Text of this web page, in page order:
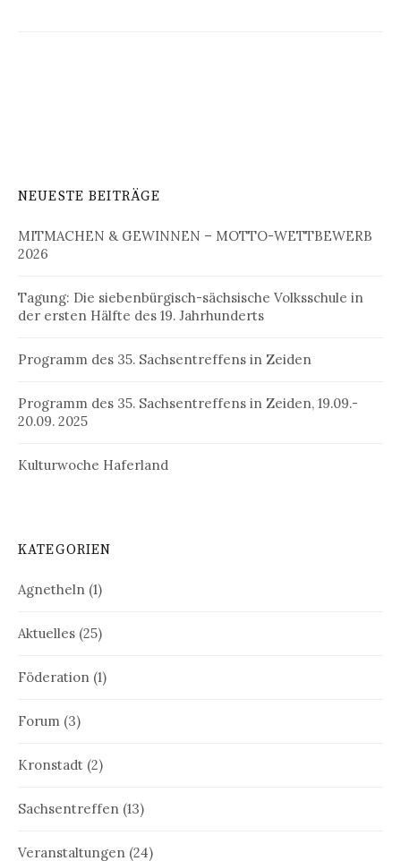
NEUESTE BEITRÄGE
MITMACHEN & GEWINNEN – MOTTO-WETTBEWERB
2026
Tagung: Die siebenbürgisch-sächsische Volksschule in
der ersten Hälfte des 19. Jahrhunderts
Programm des 35. Sachsentreffens in Zeiden
Programm des 35. Sachsentreffens in Zeiden, 19.09.-
20.09. 2025
Kulturwoche Haferland
KATEGORIEN
Agnetheln (1)
Aktuelles (25)
Föderation (1)
Forum (3)
Kronstadt (2)
Sachsentreffen (13)
Veranstaltungen (24)